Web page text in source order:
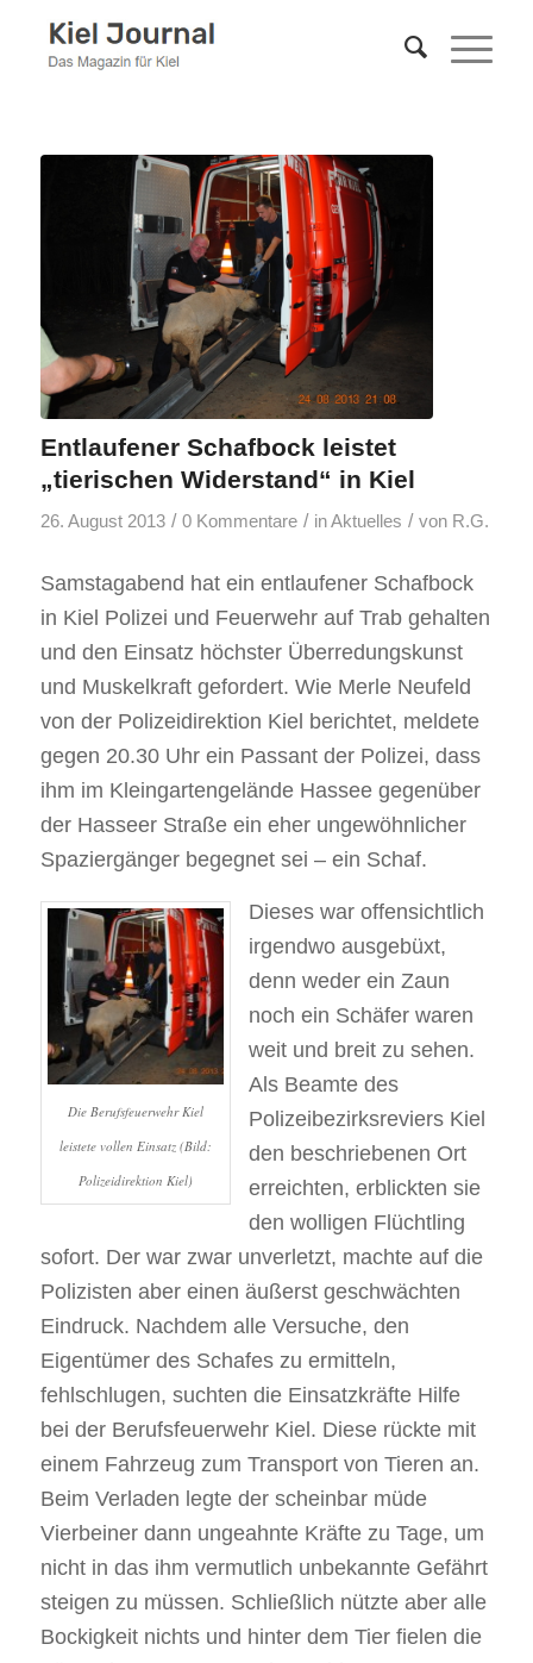
Entlaufener Schafbock leistet
„tierischen Widerstand“ in Kiel
26. August 2013 / 0 Kommentare / inAktuelles / von R.G.
Samstagabend hat ein entlaufener Schafbock
in Kiel Polizei und Feuerwehr auf Trab gehalten
und den Einsatz höchster Überredungskunst
und Muskelkraft gefordert. Wie Merle Neufeld
von der Polizeidirektion Kiel berichtet, meldete
gegen 20.30 Uhr ein Passant der Polizei, dass
ihm im Kleingartengelände Hassee gegenüber
der Hasseer Straße ein eher ungewöhnlicher
Spaziergänger begegnet sei – ein Schaf.
Die Berufsfeuerwehr Kiel
leistete vollen Einsatz (Bild:
Polizeidirektion Kiel)
Dieses war offensichtlich
irgendwo ausgebüxt,
denn weder ein Zaun
noch ein Schäfer waren
weit und breit zu sehen.
Als Beamte des
Polizeibezirksreviers Kiel
den beschriebenen Ort
erreichten, erblickten sie
den wolligen Flüchtling
sofort. Der war zwar unverletzt, machte auf die
Polizisten aber einen äußerst geschwächten
Eindruck. Nachdem alle Versuche, den
Eigentümer des Schafes zu ermitteln,
fehlschlugen, suchten die Einsatzkräfte Hilfe
bei der Berufsfeuerwehr Kiel. Diese rückte mit
einem Fahrzeug zum Transport von Tieren an.
Beim Verladen legte der scheinbar müde
Vierbeiner dann ungeahnte Kräfte zu Tage, um
nicht in das ihm vermutlich unbekannte Gefährt
steigen zu müssen. Schließlich nützte aber alle
Bockigkeit nichts und hinter dem Tier fielen die